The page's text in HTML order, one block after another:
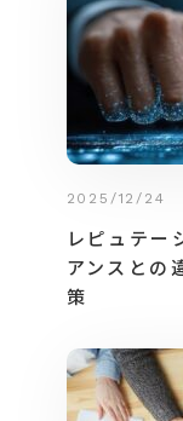
2025/12/24
レピュテー
アンスとの
策